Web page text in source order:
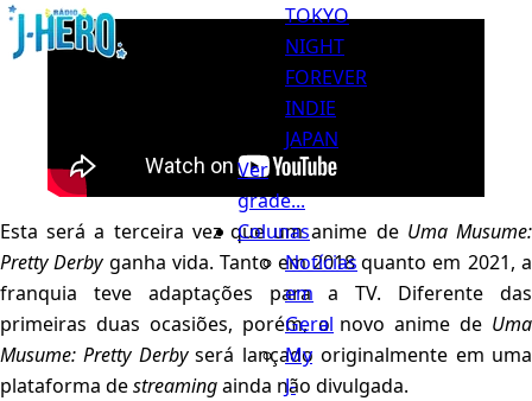
TOKYO
NIGHT
FOREVER
INDIE
JAPAN
Ver
grade...
Colunas
Notícias
em
Geral
My
J-
Esta será a terceira vez que um anime de Uma Musume:
Pretty Derbyganha vida. Tanto em 2018 quanto em 2021, a
franquia teve adaptações para a TV. Diferente das
primeiras duas ocasiões, porém, o novo anime de Uma
Musume: Pretty Derbyserá lançado originalmente em uma
plataforma destreamingainda não divulgada.